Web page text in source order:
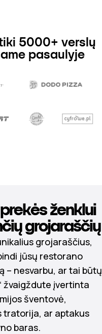
5000+ verslų
pasaulyje
ženklui
grojaraščių
grojaraščius,
jūsų restorano
– nesvarbu, ar tai būtų
žvaigždute įvertinta
šventovė,
tratorija, ar aptakus
baras.